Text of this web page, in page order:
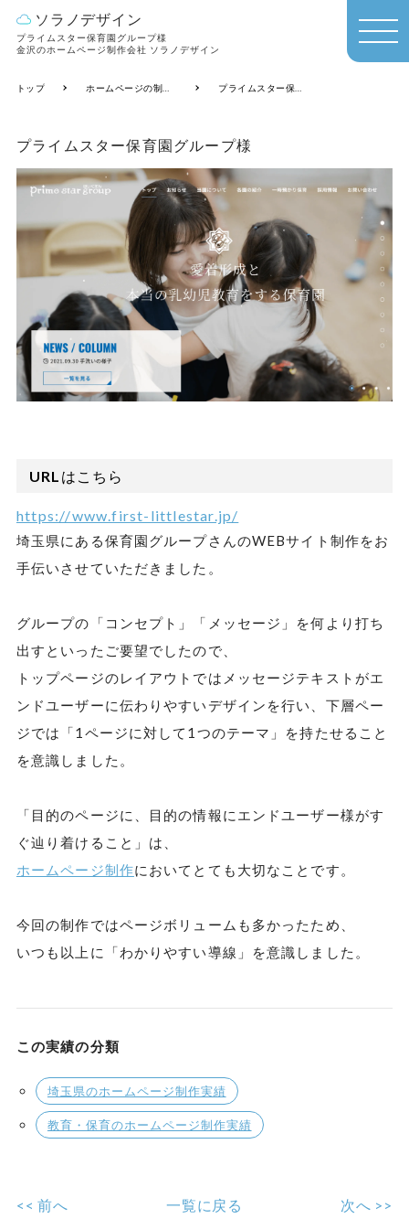
ソラノデザイン
プライムスター保育園グループ様
金沢のホームページ制作会社 ソラノデザイン
MEN
U
トップ
プライムスター保育園グループ様
URLはこちら
https://www.first-littlestar.jp/
埼玉県にある保育園グループさんのWEBサイト制作をお
手伝いさせていただきました。
グループの「コンセプト」「メッセージ」を何より打ち
出すといったご要望でしたので、
トップページのレイアウトではメッセージテキストがエ
ンドユーザーに伝わりやすいデザインを行い、下層ペー
ジでは「1ページに対して1つのテーマ」を持たせること
を意識しました。
「目的のページに、目的の情報にエンドユーザー様がす
ぐ辿り着けること」は、
ホームページ制作においてとても大切なことです。
今回の制作ではページボリュームも多かったため、
いつも以上に「わかりやすい導線」を意識しました。
この実績の分類
埼玉県のホームページ制作実績
教育・保育のホームページ制作実績
<< 前へ 一覧に戻る 次へ >>